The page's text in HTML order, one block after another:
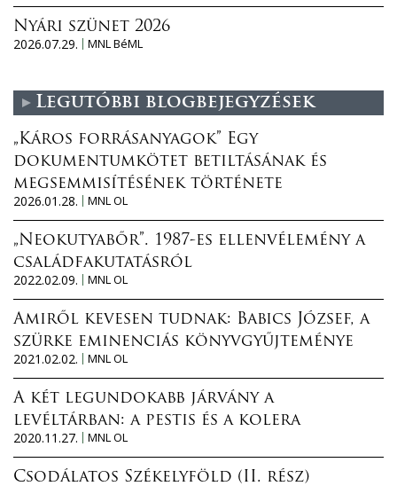
Nyári szünet 2026
2026.07.29.
MNL BéML
Legutóbbi blogbejegyzések
„Káros forrásanyagok” Egy
dokumentumkötet betiltásának és
megsemmisítésének története
2026.01.28.
MNL OL
„Neokutyabőr”. 1987-es ellenvélemény a
családfakutatásról
2022.02.09.
MNL OL
Amiről kevesen tudnak: Babics József, a
szürke eminenciás könyvgyűjteménye
2021.02.02.
MNL OL
A két legundokabb járvány a
levéltárban: a pestis és a kolera
2020.11.27.
MNL OL
Csodálatos Székelyföld (II. rész)